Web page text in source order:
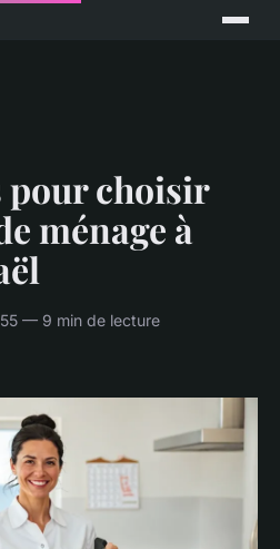
pour choisir
ménage à
— 9 min de lecture